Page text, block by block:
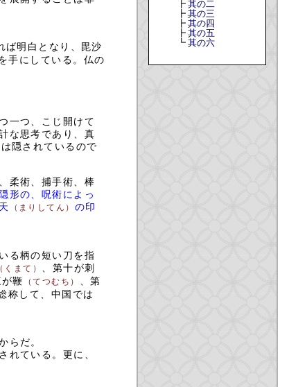
ば明白となり、毘沙
手にしている。仏の
一つ、こじ開けて
な思考であり、真
は隠されているので
柔術、捕手術、棒
形の、呪術によっ
（まりしてん） の印
る柄の短い刀を指
（くまて）
、第十が刺
が鞭 （てつむち）
、第
称して、中国では
らだ。
れている。更に、
┣ 其の二
┣ 其の三
┣ 其の四
┣ 其の五
┗ 其の六